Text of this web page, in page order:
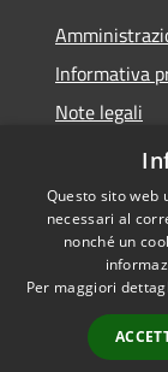
Informativa
Note legali
Accessibilità
Questo sito web
necessari al
nonché un
Per maggiori